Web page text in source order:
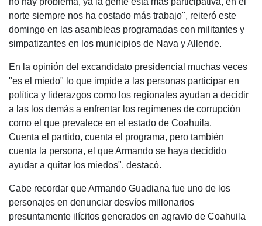
norte siempre nos ha costado más trabajo", reiteró este
domingo en las asambleas programadas con militantes y
simpatizantes en los municipios de Nava y Allende.
En la opinión del excandidato presidencial muchas veces
"es el miedo" lo que impide a las personas participar en
política y liderazgos como los regionales ayudan a decidir
a las los demás a enfrentar los regímenes de corrupción
como el que prevalece en el estado de Coahuila.
Cuenta el partido, cuenta el programa, pero también
cuenta la persona, el que Armando se haya decidido
ayudar a quitar los miedos", destacó.
Cabe recordar que Armando Guadiana fue uno de los
personajes en denunciar desvíos millonarios
presuntamente ilícitos generados en agravio de Coahuila